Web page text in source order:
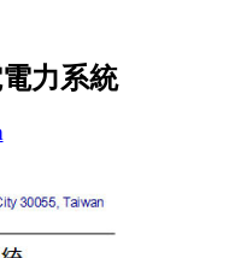
力系統